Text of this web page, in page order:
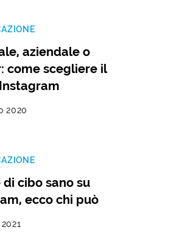
aziendale o
come scegliere il
2020
di cibo sano su
ecco chi può